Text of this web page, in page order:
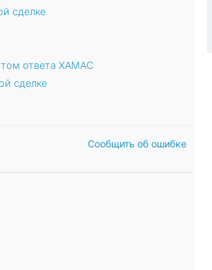
сделке
ответа ХАМАС
сделке
Сообщить об ошибке